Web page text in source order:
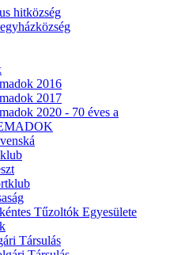
hitközség
2016
2017
2020 - 70 éves a
Tűzoltók Egyesülete
Társulás